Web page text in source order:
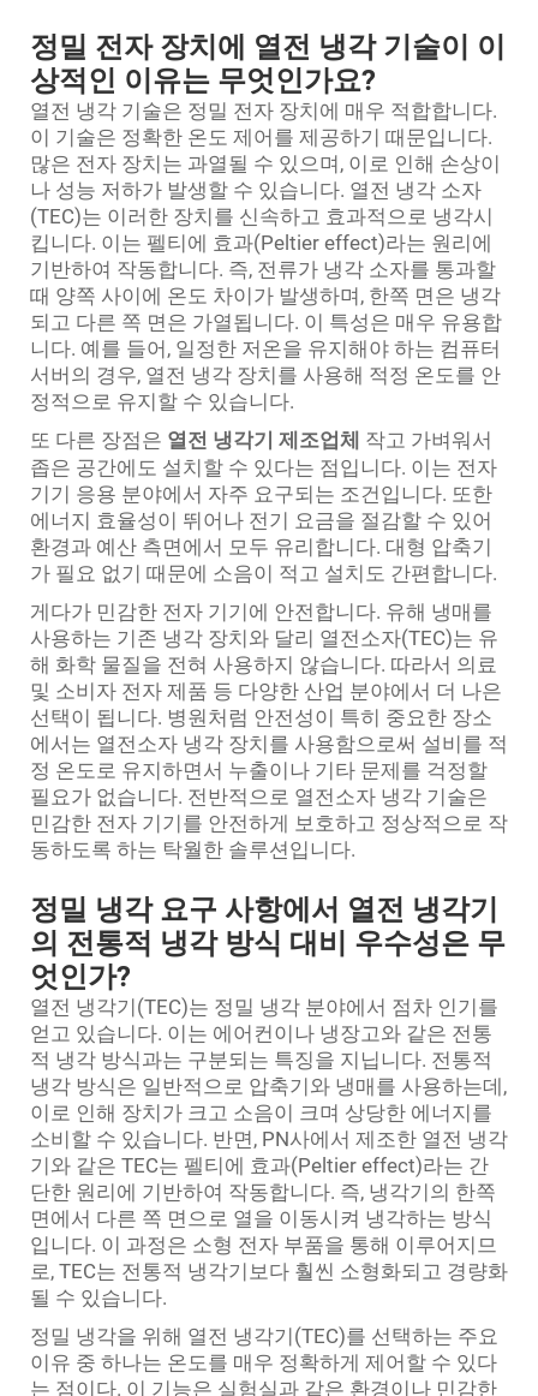
정밀 전자 장치에 열전 냉각 기술이 이
상적인 이유는 무엇인가요?
열전 냉각 기술은 정밀 전자 장치에 매우 적합합니다.
이 기술은 정확한 온도 제어를 제공하기 때문입니다.
많은 전자 장치는 과열될 수 있으며, 이로 인해 손상이
나 성능 저하가 발생할 수 있습니다. 열전 냉각 소자
(TEC)는 이러한 장치를 신속하고 효과적으로 냉각시
킵니다. 이는 펠티에 효과(Peltier effect)라는 원리에
기반하여 작동합니다. 즉, 전류가 냉각 소자를 통과할
때 양쪽 사이에 온도 차이가 발생하며, 한쪽 면은 냉각
되고 다른 쪽 면은 가열됩니다. 이 특성은 매우 유용합
니다. 예를 들어, 일정한 저온을 유지해야 하는 컴퓨터
서버의 경우, 열전 냉각 장치를 사용해 적정 온도를 안
정적으로 유지할 수 있습니다.
또 다른 장점은 열전 냉각기 제조업체 작고 가벼워서
좁은 공간에도 설치할 수 있다는 점입니다. 이는 전자
기기 응용 분야에서 자주 요구되는 조건입니다. 또한
에너지 효율성이 뛰어나 전기 요금을 절감할 수 있어
환경과 예산 측면에서 모두 유리합니다. 대형 압축기
가 필요 없기 때문에 소음이 적고 설치도 간편합니다.
게다가 민감한 전자 기기에 안전합니다. 유해 냉매를
사용하는 기존 냉각 장치와 달리 열전소자(TEC)는 유
해 화학 물질을 전혀 사용하지 않습니다. 따라서 의료
및 소비자 전자 제품 등 다양한 산업 분야에서 더 나은
선택이 됩니다. 병원처럼 안전성이 특히 중요한 장소
에서는 열전소자 냉각 장치를 사용함으로써 설비를 적
정 온도로 유지하면서 누출이나 기타 문제를 걱정할
필요가 없습니다. 전반적으로 열전소자 냉각 기술은
민감한 전자 기기를 안전하게 보호하고 정상적으로 작
동하도록 하는 탁월한 솔루션입니다.
정밀 냉각 요구 사항에서 열전 냉각기
의 전통적 냉각 방식 대비 우수성은 무
엇인가?
열전 냉각기(TEC)는 정밀 냉각 분야에서 점차 인기를
얻고 있습니다. 이는 에어컨이나 냉장고와 같은 전통
적 냉각 방식과는 구분되는 특징을 지닙니다. 전통적
냉각 방식은 일반적으로 압축기와 냉매를 사용하는데,
이로 인해 장치가 크고 소음이 크며 상당한 에너지를
소비할 수 있습니다. 반면, PN사에서 제조한 열전 냉각
기와 같은 TEC는 펠티에 효과(Peltier effect)라는 간
단한 원리에 기반하여 작동합니다. 즉, 냉각기의 한쪽
면에서 다른 쪽 면으로 열을 이동시켜 냉각하는 방식
입니다. 이 과정은 소형 전자 부품을 통해 이루어지므
로, TEC는 전통적 냉각기보다 훨씬 소형화되고 경량화
될 수 있습니다.
정밀 냉각을 위해 열전 냉각기(TEC)를 선택하는 주요
이유 중 하나는 온도를 매우 정확하게 제어할 수 있다
는 점이다. 이 기능은 실험실과 같은 환경이나 민감한